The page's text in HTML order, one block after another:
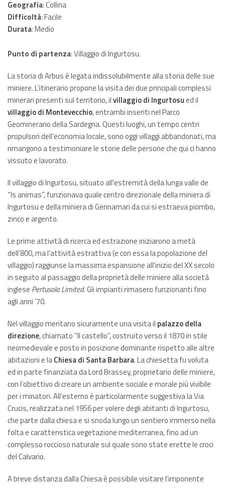
Geografia: Collina
Difficoltà: Facile
Durata: Medio
Punto di partenza: Villaggio di Ingurtosu.
La storia di Arbus è legata indissolubilmente alla storia delle sue
miniere. L’itinerario propone la visita dei due principali complessi
minerari presenti sul territorio, ilvillaggio di Ingurtosued il
villaggio di Montevecchio, entrambi inseriti nel Parco
Geominerario della Sardegna. Questi luoghi, un tempo centri
propulsori dell’economia locale, sono oggi villaggi abbandonati, ma
rimangono a testimoniare le storie delle persone che qui ci hanno
vissuto e lavorato.
Il villaggio di Ingurtosu, situato all'estremità della lunga valle de
“Is animas”, funzionava quale centro direzionale della miniera di
Ingurtosu e della miniera di Gennamari da cui si estraeva piombo,
zinco e argento.
Le prime attività di ricerca ed estrazione iniziarono a metà
dell’800, ma l’attività estrattiva (e con essa la popolazione del
villaggio) raggiunse la massima espansione all'inizio del XX secolo
in seguito al passaggio della proprietà delle miniere alla società
inglese Pertusola Limited. Gli impianti rimasero funzionanti fino
agli anni ’70.
Nel villaggio meritano sicuramente una visita il palazzo della
direzione, chiamato “Il castello”, costruito verso il 1870 in stile
neomedievale e posto in posizione dominante rispetto alle altre
abitazioni e laChiesa di Santa Barbara. La chiesetta fu voluta
ed in parte finanziata da Lord Brassey, proprietario delle miniere,
con l’obiettivo di creare un ambiente sociale e morale più vivibile
per i minatori. All’esterno è particolarmente suggestiva la Via
Crucis, realizzata nel 1956 per volere degli abitanti di Ingurtosu,
che parte dalla chiesa e si snoda lungo un sentiero immerso nella
folta e caratteristica vegetazione mediterranea, fino ad un
complesso roccioso naturale sul quale sono state erette le croci
del Calvario.
A breve distanza dalla Chiesa è possibile visitare l’imponente